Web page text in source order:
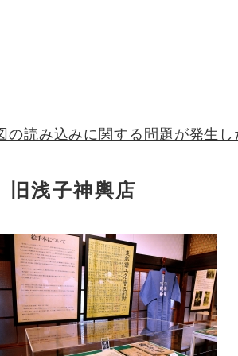
の読み込みに関する問題が発生し
旧浅子神輿店